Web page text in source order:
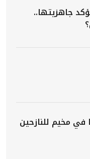
جاهزيتها..
مخيم للنازحين